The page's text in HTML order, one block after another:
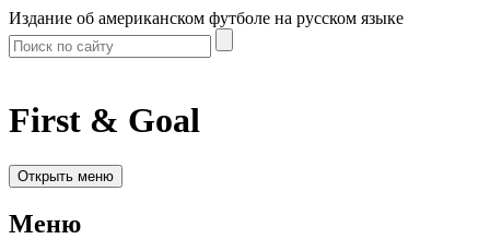
Издание об американском футболе на русском языке
First & Goal
Открыть меню
Меню